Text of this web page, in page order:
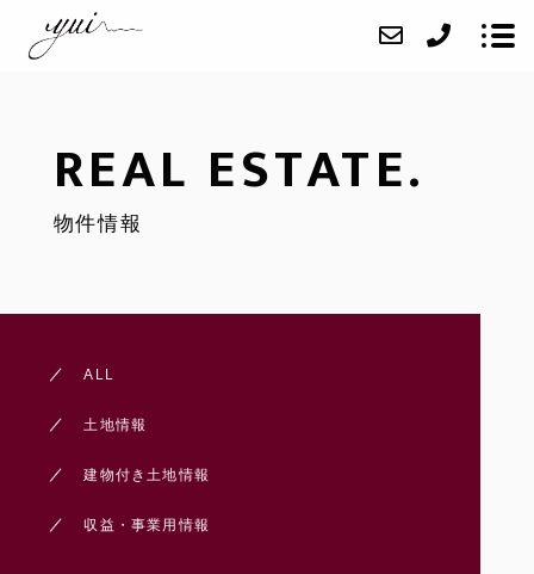
お知らせ
REAL ESTATE.
物件情報
ALL
土地情報
建物付き土地情報
収益・事業用情報